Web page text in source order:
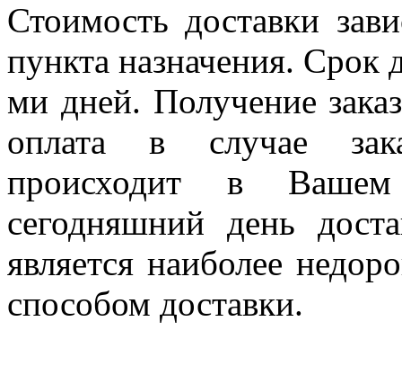
Стоимость доставки
пункта назначения. Срок
ми дней. Получение
оплата в случае
происходит в
сегодняшний день
является наиболее
способом доставки.